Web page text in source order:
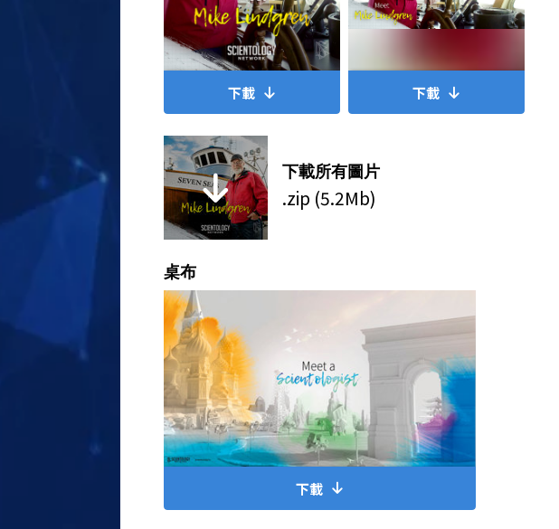
下載 下載
下載所有圖片
.zip (5.2Mb)
桌布
下載